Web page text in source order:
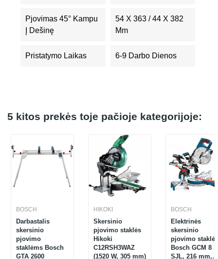
Pjovimas 45° Kampu
Į Dešinę
54 X 363 / 44 X 382
Mm
Pristatymo Laikas 6-9 Darbo Dienos
5 kitos prekės toje pačioje kategorijoje:
BOSCH
Darbastalis
skersinio
pjovimo
staklėms Bosch
GTA 2600
HIKOKI
Skersinio
pjovimo staklės
Hikoki
C12RSH3WAZ
(1520 W, 305 mm)
BOSCH
Elektrinės
skersinio
pjovimo staklės
Bosch GCM 8
SJL, 216 mm,